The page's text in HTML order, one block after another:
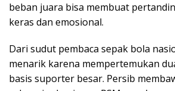
beban juara bisa membuat
keras dan emosional.
Dari sudut pembaca sepak bola
menarik karena mempertemukan
basis suporter besar. Persib